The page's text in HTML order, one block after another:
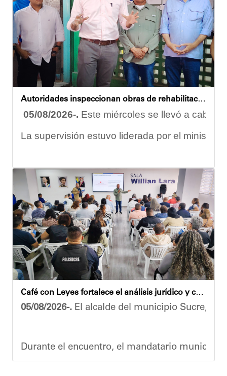
Esta iniciativa se enmarca en la política social
Oskarina Rosso
Autoridades inspeccionan obras de rehabilitación en la U.E.N. José Antonio Calcaño en Caucagüita
05/08/2026-. Este miércoles se llevó a cabo
La supervisión estuvo liderada por el ministro
Las obras en ejecución contemplan la pintura
El alcalde Diógenes Lara expresó sus
"Damos las gracias por esta recuperación en
​Por su parte, el gobernador del estado
​"Tenemos un desafío en todo el estado
Finalmente, el ministro de Educación, Héctor
Esta jornada ratifica el esfuerzo articulado
Café con Leyes fortalece el análisis jurídico y constitucional en el municipio Sucre
05/08/2026-. El alcalde del municipio Sucre,
Durante el encuentro, el mandatario